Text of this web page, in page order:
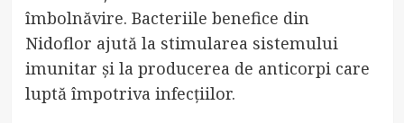
îmbolnăvire. Bacteriile benefice din
Nidoflor ajută la stimularea sistemului
imunitar și la producerea de anticorpi care
luptă împotriva infecțiilor.